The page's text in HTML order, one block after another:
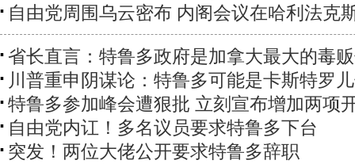
自由党周围乌云密布 内阁会议在哈利法克
省长直言：特鲁多政府是加拿大最大的毒
川普重申阴谋论：特鲁多可能是卡斯特罗
特鲁多参加峰会遭狠批 立刻宣布增加两项
自由党内讧！多名议员要求特鲁多下台
突发！两位大佬公开要求特鲁多辞职